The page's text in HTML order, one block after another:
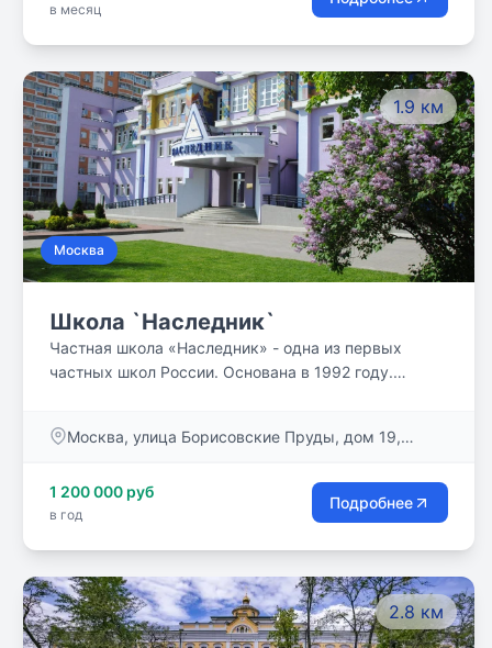
в месяц
1.9 км
Москва
Школа `Наследник`
Частная школа «Наследник» - одна из первых
частных школ России. Основана в 1992 году.
инновационные технологии. Много лет «Наследник»
уверены, что все дети талантливы! И задача нашей
школы максимально развить способности каждого
Москва, улица Борисовские Пруды, дом 19,
1 200 000 руб
в год
Подробнее
2.8 км